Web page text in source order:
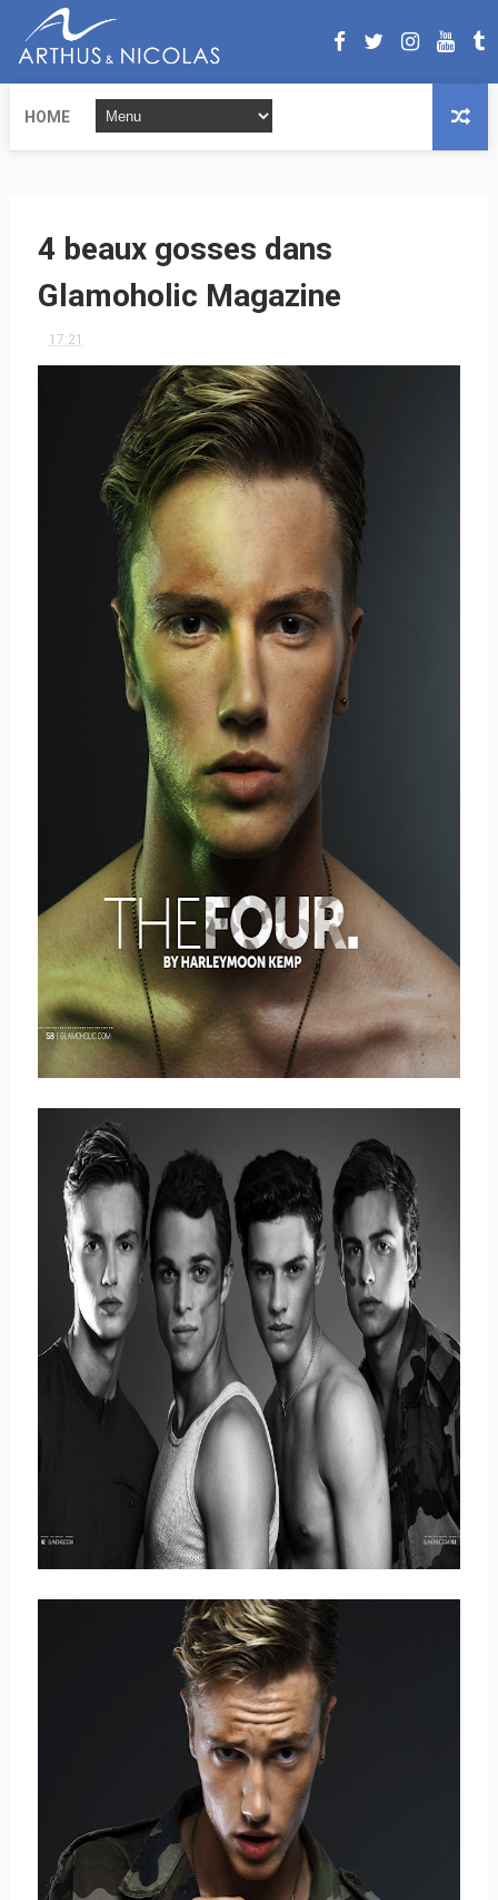
HOME
4 beaux gosses dans
Glamoholic Magazine
17:21